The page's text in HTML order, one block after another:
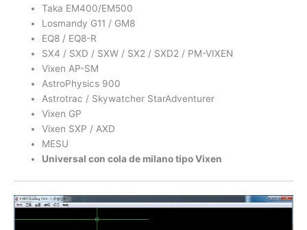
Taka EM400/EM500
Losmandy G11 / GM8
EQ8 / EQ8-R
SX4 / SXD / SXW / SX2 / SXD2 / PM-VIXEN
Vixen AP-SM
AstroPhysics 900
Astrotrac / Skywatcher StarAdventurer
Vixen GP
Vixen SXP / AXD
MESU
Universal con cola de milano tipo Vixen